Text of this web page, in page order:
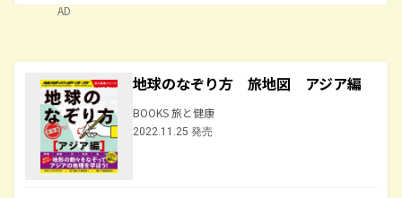
AD
地球のなぞり方 旅地図 アジア編
BOOKS 旅と健康
2022.11.25 発売